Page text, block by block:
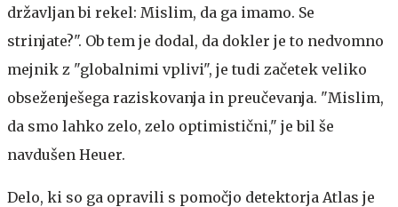
državljan bi rekel: Mislim, da ga imamo. Se
strinjate?". Ob tem je dodal, da dokler je to nedvomno
mejnik z "globalnimi vplivi", je tudi začetek veliko
obseženješega raziskovanja in preučevanja. "Mislim,
da smo lahko zelo, zelo optimistični," je bil še
navdušen Heuer.
Delo, ki so ga opravili s pomočjo detektorja Atlas je